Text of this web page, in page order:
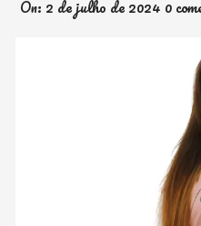
On: 2 de julho de 2024 0